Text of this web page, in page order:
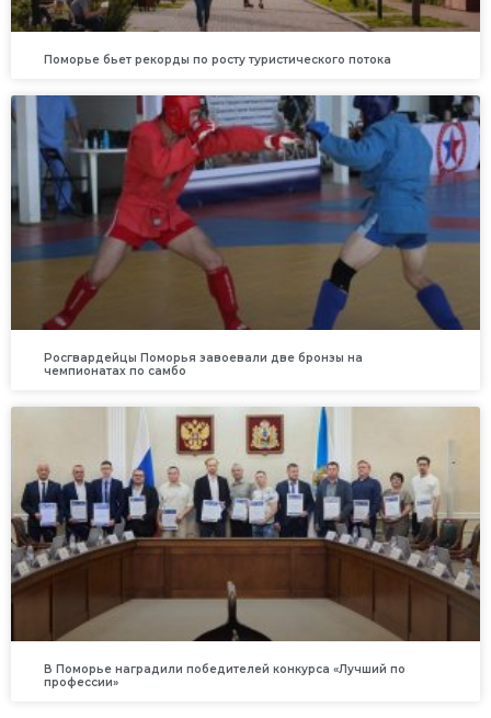
Поморье бьет рекорды по росту туристического потока
Росгвардейцы Поморья завоевали две бронзы на
чемпионатах по самбо
В Поморье наградили победителей конкурса «Лучший по
профессии»